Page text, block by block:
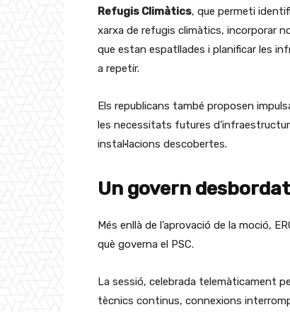
Refugis Climàtics, que permeti
xarxa de refugis climàtics, incorporar
que estan espatllades i planificar les
a repetir.
Els republicans també proposen
les necessitats futures
instal·lacions descobertes.
Un govern
Més enllà de l’aprovació de la moció,
què governa el PSC.
La sessió, celebrada telemàticament
tècnics continus, connexions